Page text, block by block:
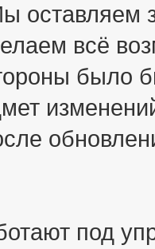
оставляем
всё
было
под